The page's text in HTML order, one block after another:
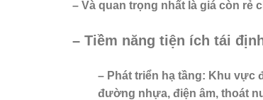
– Và quan trọng nhất là giá còn rẻ
– Tiềm năng tiện ích tái
– Phát triển hạ tầng: Khu vực
đường nhựa, điện âm, thoát